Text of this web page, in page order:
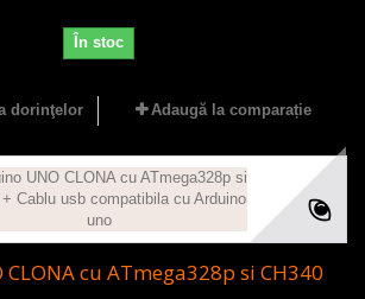
În stoc
dorinţelor Adaugă la comparație
cu ATmega328p si CH340